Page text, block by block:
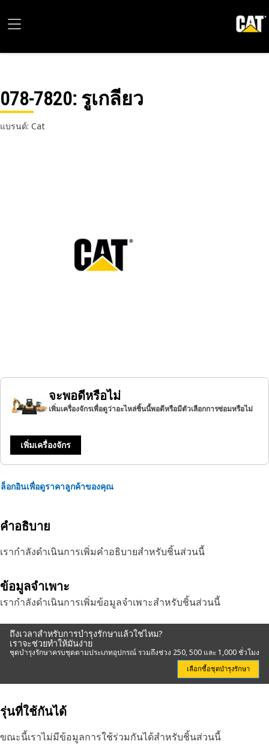
078-7820: รูเกลียว
แบรนด์: Cat
จะพอดีหรือไม่
เพิ่มเครื่องจักรเพื่อดูว่าอะไหล่ชิ้นนี้พอดีหรือมีตัวเลือกการซ่อมหรือไม่
เพิ่มเครื่องจักร
ล็อกอินเพื่อดูราคาลูกค้าของคุณ
คำอธิบาย
เรากำลังดำเนินการเพิ่มคำอธิบายสำหรับชิ้นส่วนนี้
ข้อมูลจำเพาะ
เรากำลังดำเนินการเพิ่มข้อมูลจำเพาะสำหรับชิ้นส่วนนี้
ถึงเวลาสำหรับการบำรุงรักษาแล้วใช่ไหม?
เราจะช่วยทำให้มันง่าย
ชุดบำรุงรักษาครบชุดตามประเภทอุปกรณ์ รวมถึงช่วง 250, 500 และ 1,000 ชั่วโมง
เลือกซื้อชุดบำรุงรักษา
รุ่นที่ใช้กันได้
ขณะนี้เราไม่มีข้อมูลการใช้ร่วมกันได้สำหรับชิ้นส่วนนี้